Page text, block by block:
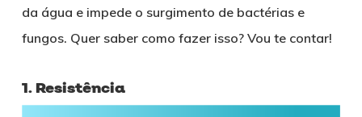
da água e impede o surgimento de bactérias e
fungos. Quer saber como fazer isso? Vou te contar!
1. Resistência